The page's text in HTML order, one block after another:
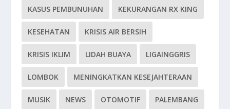
KASUS PEMBUNUHAN KEKURANGAN RX KING
KESEHATAN KRISIS AIR BERSIH
KRISIS IKLIM LIDAH BUAYA LIGAINGGRIS
LOMBOK MENINGKATKAN KESEJAHTERAAN
MUSIK NEWS OTOMOTIF PALEMBANG